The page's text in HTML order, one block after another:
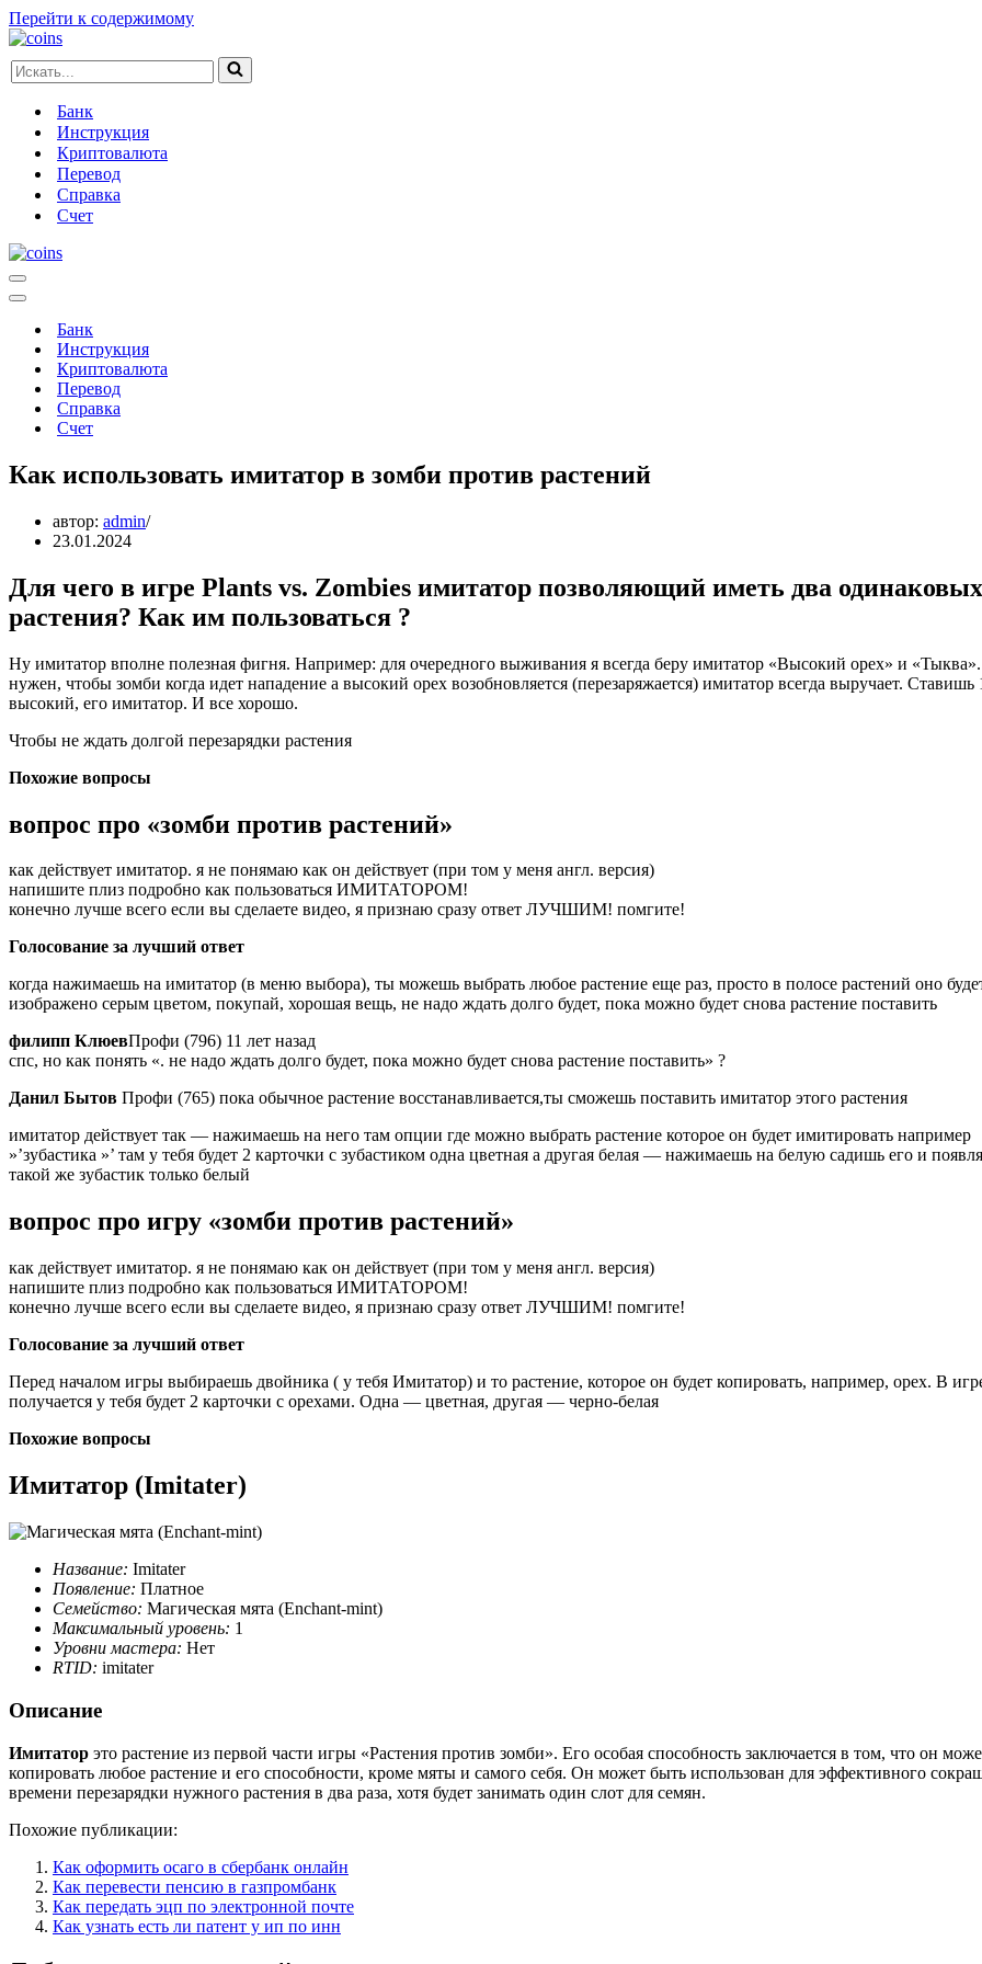
Перейти к содержимому
Искать...
Банк
Инструкция
Криптовалюта
Перевод
Справка
Счет
Меню
навигации
Меню
навигацииБанк
Инструкция
Криптовалюта
Перевод
Справка
Счет
Как использовать имитатор в зомби против растений
автор: admin
23.01.2024
Для чего в игре Plants vs. Zombies имитатор позволяющий иметь два одинаковых
растения? Как им пользоваться ?
Ну имитатор вполне полезная фигня. Например: для очередного выживания я всегда беру имитатор «Высокий орех» и
нужен, чтобы зомби когда идет нападение а высокий орех возобновляется (перезаряжается) имитатор всегда выручает. Ставишь
высокий, его имитатор. И все хорошо.
Чтобы не ждать долгой перезарядки растения
Похожие вопросы
вопрос про «зомби против растений»
как действует имитатор. я не понямаю как он действует (при том у меня англ. версия)
напишите плиз подробно как пользоваться ИМИТАТОРОМ!
конечно лучше всего если вы сделаете видео, я признаю сразу ответ ЛУЧШИМ! помгите!
Голосование за лучший ответ
когда нажимаешь на имитатор (в меню выбора), ты можешь выбрать любое растение еще раз, просто в полосе растений оно
изображено серым цветом, покупай, хорошая вещь, не надо ждать долго будет, пока можно будет снова растение поставить
филипп КлюевПрофи (796) 11 лет назад
спс, но как понять «. не надо ждать долго будет, пока можно будет снова растение поставить» ?
Данил Бытов Профи (765) пока обычное растение восстанавливается,ты сможешь поставить имитатор этого растения
имитатор действует так — нажимаешь на него там опции где можно выбрать растение которое он будет имитировать например
»’зубастика »’ там у тебя будет 2 карточки с зубастиком одна цветная а другая белая — нажимаешь на белую садишь его и
такой же зубастик только белый
вопрос про игру «зомби против растений»
как действует имитатор. я не понямаю как он действует (при том у меня англ. версия)
напишите плиз подробно как пользоваться ИМИТАТОРОМ!
конечно лучше всего если вы сделаете видео, я признаю сразу ответ ЛУЧШИМ! помгите!
Голосование за лучший ответ
Перед началом игры выбираешь двойника ( у тебя Имитатор) и то растение, которое он будет копировать, например, орех. В
получается у тебя будет 2 карточки с орехами. Одна — цветная, другая — черно-белая
Похожие вопросы
Имитатор (Imitater)
Название: Imitater
Появление: Платное
Семейство: Магическая мята (Enchant-mint)
Максимальный уровень: 1
Уровни мастера: Нет
RTID: imitater
Описание
Имитатор это растение из первой части игры «Растения против зомби». Его особая способность заключается в том, что он
копировать любое растение и его способности, кроме мяты и самого себя. Он может быть использован для эффективного
времени перезарядки нужного растения в два раза, хотя будет занимать один слот для семян.
Похожие публикации:
Как оформить осаго в сбербанк онлайн
Как перевести пенсию в газпромбанк
Как передать эцп по электронной почте
Как узнать есть ли патент у ип по инн